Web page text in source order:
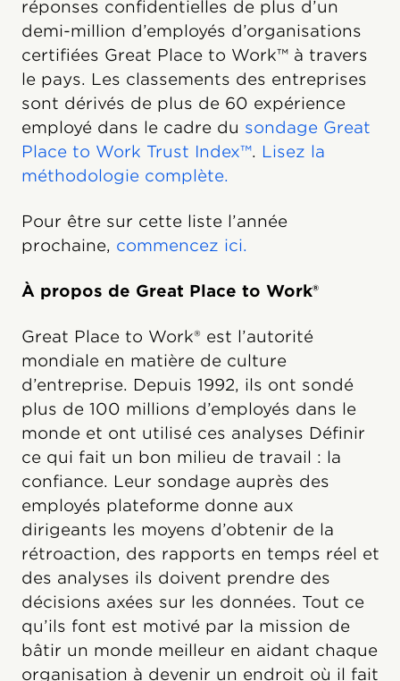
réponses confidentielles de plus d’un
demi-million d’employés d’organisations
certifiées Great Place to Work™ à travers
le pays. Les classements des entreprises
sont dérivés de plus de 60 expérience
employé dans le cadre du sondage Great
Place to Work Trust Index™. Lisez la
méthodologie complète.
Pour être sur cette liste l’année
prochaine, commencez ici.
À propos de Great Place to Work®
Great Place to Work® est l’autorité
mondiale en matière de culture
d’entreprise. Depuis 1992, ils ont sondé
plus de 100 millions d’employés dans le
monde et ont utilisé ces analyses Définir
ce qui fait un bon milieu de travail : la
confiance. Leur sondage auprès des
employés plateforme donne aux
dirigeants les moyens d’obtenir de la
rétroaction, des rapports en temps réel et
des analyses ils doivent prendre des
décisions axées sur les données. Tout ce
qu’ils font est motivé par la mission de
bâtir un monde meilleur en aidant chaque
organisation à devenir un endroit où il fait